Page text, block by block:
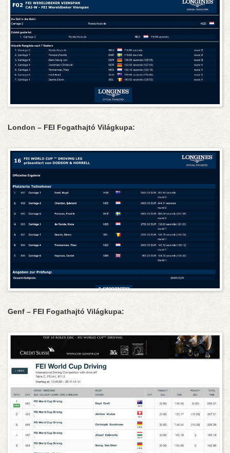
London – FEI Fogathajtó Világkupa:
Genf – FEI Fogathajtó Világkupa: